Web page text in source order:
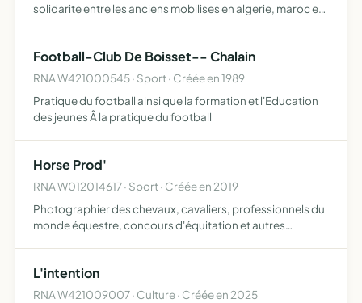
solidarite entre les anciens mobilises en algerie, maroc et
Football-Club De Boisset-- Chalain
RNA W421000545 · Sport · Créée en 1989
Pratique du football ainsi que la formation et l'Education
des jeunes Â la pratique du football
Horse Prod'
RNA W012014617 · Sport · Créée en 2019
Photographier des chevaux, cavaliers, professionnels du
monde équestre, concours d'équitation et autres
publ…
L'intention
RNA W421009007 · Culture · Créée en 2025